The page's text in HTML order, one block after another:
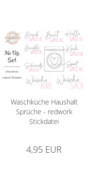
Waschküche Haushalt
Sprüche - redwork
Stickdatei
4,95 EUR